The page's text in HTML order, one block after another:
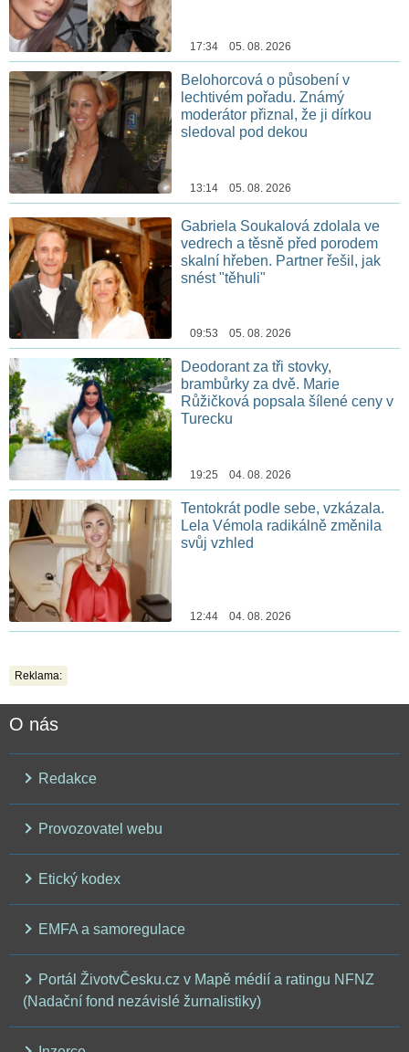
17:34 05. 08. 2026
Belohorcová o působení v
lechtivém pořadu. Známý
moderátor přiznal, že ji dírkou
sledoval pod dekou
13:14 05. 08. 2026
Gabriela Soukalová zdolala ve
vedrech a těsně před porodem
skalní hřeben. Partner řešil, jak
snést "těhuli"
09:53 05. 08. 2026
Deodorant za tři stovky,
brambůrky za dvě. Marie
Růžičková popsala šílené ceny v
Turecku
19:25 04. 08. 2026
Tentokrát podle sebe, vzkázala.
Lela Vémola radikálně změnila
svůj vzhled
12:44 04. 08. 2026
Reklama:
O nás
Redakce
Provozovatel webu
Etický kodex
EMFA a samoregulace
Portál ŽivotvČesku.cz v Mapě médií a ratingu NFNZ
(Nadační fond nezávislé žurnalistiky)